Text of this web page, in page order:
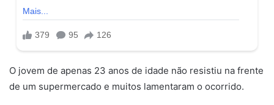
O jovem de apenas 23 anos de idade não resistiu na frente
de um supermercado e muitos lamentaram o ocorrido.